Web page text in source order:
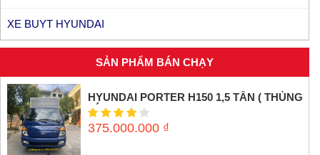
XE BUYT HYUNDAI
SẢN PHẨM BÁN CHẠY
HYUNDAI PORTER H150 1,5 TẤN ( THÙNG
KÍN INOX)
375.000.000 ₫